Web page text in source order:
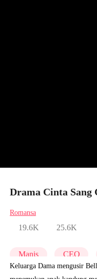
Drama Cinta Sang
Romansa
19.6K 25.6K
Manis CEO
Keluarga Dama mengusir